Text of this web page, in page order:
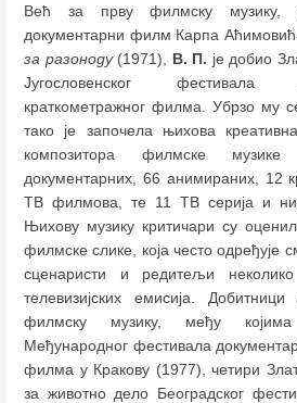
Већ за прву филмску музику,
документарни филм Карпа
за разоноду(1971), В. П. је добио
Југословенског
краткометражног филма. Убрзо му
тако је започела њихова
композитора филмске
документарних, 66 анимираних, 12
ТВ филмова, те 11 ТВ серија и
Њихову музику критичари су
филмске слике, која често одређује
сценаристи и редитељи
телевизијских емисија.
филмску музику, међу којима
Међународног фестивала
филма у Кракову (1977), четири
за животно дело Београдског